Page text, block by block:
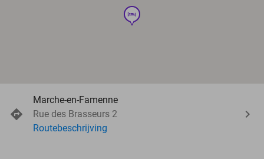
hotel
Marche-en-Famenne
Rue des Brasseurs 2
Routebeschrijving